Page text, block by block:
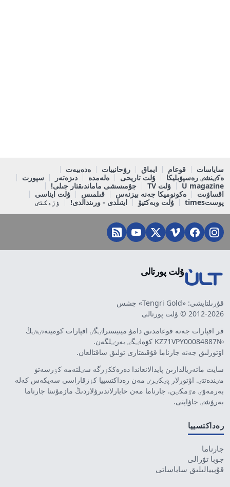
ساياسات قوعام ايماق رۋحانييات
ەدەبيەت
ەكٸنشٸ رەسپۋبليكا
ۇلت تاريحى ەلەمدە دىزەتەر
سپورت
U magazine
ۇلت TV
جۇمىسشى ماماندىقتار جىلى!
اقساۋىت
ەكونوميكا جەنە بيزنەس قىلمىس
ۇلت ايناسى
پوستtimes
ۇلت وبەكتيۆ ايتىلدى - ورىندالدى! ٶزەكتٸ
ۇلت پورتالى
قۇرىلتايشى: «Tengri Gold» جشس
2012-2026 © ۇلت پورتالى
قر اقپارات جەنە قوعامدىق دامۋ مينيسترلٸگٸ اقپارات كوميتەتٸنٸڭ
№KZ71VPY00084887 كۋەلٸگٸ بەرٸلگەن.
اۆتورلىق جەنە جارناما قۇقىقتارى تولىق ساقتالعان.
سايت ماتەريالدارىن پايدالانعاندا دەرەككٶزگە سٸلتەمە كٶرسەتۋ
مٸندەتتٸ. اۆتورلار پٸكٸرٸ مەن رەداكتسييا كٶزقاراسى سەيكەس كەلە
بەرمەۋٸ مٷمكٸن. جارناما مەن حابارلاندىرۋلاردىڭ مازمۇنىنا جارناما
بەرۋشٸ جاۋاپتى.
رەداكتسييا
جارناما
جوبا تۋرالى
قۇپييالىلىق ساياساتى